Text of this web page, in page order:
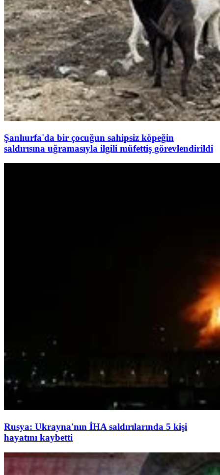
Şanlıurfa'da bir çocuğun sahipsiz köpeğin
saldırısına uğramasıyla ilgili müfettiş görevlendirildi
Rusya: Ukrayna'nın İHA saldırılarında 5 kişi
hayatını kaybetti